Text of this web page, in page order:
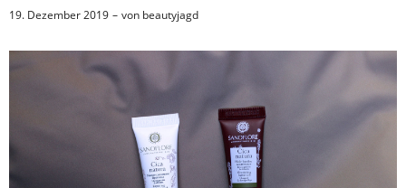
19. Dezember 2019 von beautyjagd